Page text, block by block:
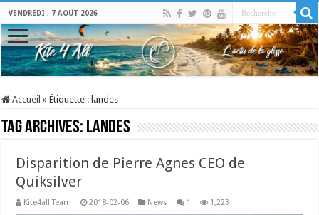
VENDREDI , 7 AOÛT 2026
Accueil » Étiquette : landes
Tag Archives: landes
Disparition de Pierre Agnes CEO de
Quiksilver
Kite4all Team 2018-02-06 News 1 1,223